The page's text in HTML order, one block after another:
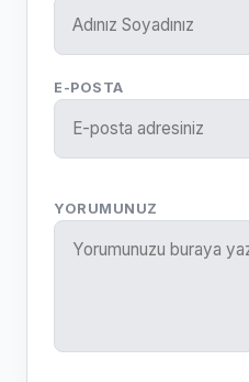
E-POSTA
YORUMUNUZ